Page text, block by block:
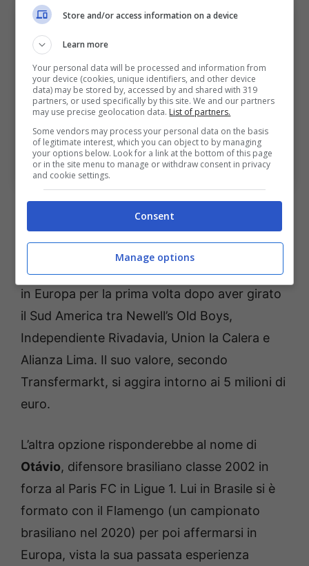
Calciomercato Bologna: tornano di moda Freytes e
Otávio. Più il primo del secondo, ecco perché Bologna
Sport News (Photo by Megan Briggs/Getty Images via
OneFootball)
Uno di questi èJuan Pablo Freytes, difensore
argentino classe 2000 di piede mancino in
forza al Fluminense, in Brasile. Aggressivo e
roccioso negli anticipi,Freytesapproderebbe
in Europa per la prima volta dopo aver girato
il Sud America tra Newell’s Old Boys,
Independiente Rivadavia, Union la Calera e
Alianza Lima. Il suo valore, secondo
Transfermarkt, si aggira intorno ai 5 milioni di
euro.
L’altra opzione risponderebbe al nome di
Otávio, difensore brasiliano classe 2002 in
forza al Paris FC in Ligue 1. Lui in Brasile si è
formato con il Flamengo (un campionato
brasiliano nel 2020) per poi affermarsi in
Europa, vista la sua passata esperienza
Store and/or access information on a device
Learn more
Your personal data will be processed and information from
your device (cookies, unique identifiers, and other device
data) may be stored by, accessed by and shared with 319
partners, or used specifically by this site. We and our partners
may use precise geolocation data. List of partners.
Some vendors may process your personal data on the basis
of legitimate interest, which you can object to by managing
your options below. Look for a link at the bottom of this page
or in the site menu to manage or withdraw consent in privacy
and cookie settings.
Consent
Manage options